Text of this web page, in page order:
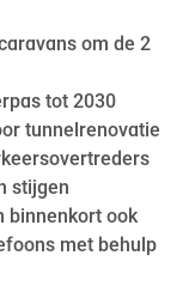
om de 2
tot 2030
tunnelrenovatie
stijgen
binnenkort ook
met behulp